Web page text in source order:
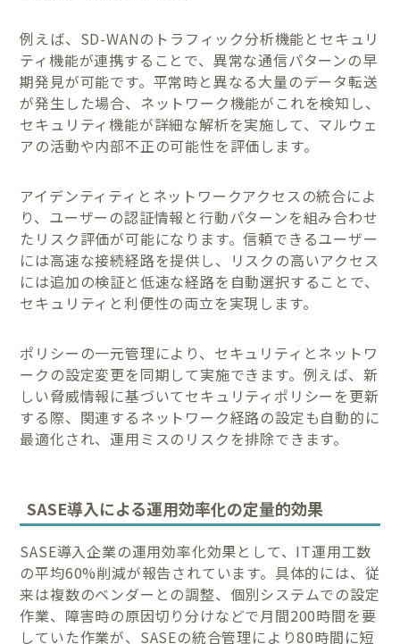
例えば、SD-WANのトラフィック分析機能とセキュリ
ティ機能が連携することで、異常な通信パターンの早
期発見が可能です。平常時と異なる大量のデータ転送
が発生した場合、ネットワーク機能がこれを検知し、
セキュリティ機能が詳細な解析を実施して、マルウェ
アの活動や内部不正の可能性を評価します。
アイデンティティとネットワークアクセスの統合によ
り、ユーザーの認証情報と行動パターンを組み合わせ
たリスク評価が可能になります。信頼できるユーザー
には高速な接続経路を提供し、リスクの高いアクセス
には追加の検証と低速な経路を自動選択することで、
セキュリティと利便性の両立を実現します。
ポリシーの一元管理により、セキュリティとネットワ
ークの設定変更を同期して実施できます。例えば、新
しい脅威情報に基づいてセキュリティポリシーを更新
する際、関連するネットワーク経路の設定も自動的に
最適化され、運用ミスのリスクを排除できます。
SASE導入による運用効率化の定量的効果
SASE導入企業の運用効率化効果として、IT運用工数
の平均60%削減が報告されています。具体的には、従
来は複数のベンダーとの調整、個別システムでの設定
作業、障害時の原因切り分けなどで月間200時間を要
していた作業が、SASEの統合管理により80時間に短